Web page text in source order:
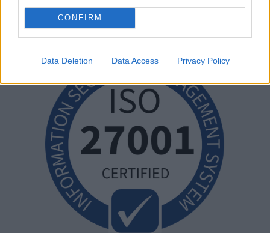
CONFIRM
Data Deletion Data Access Privacy Policy